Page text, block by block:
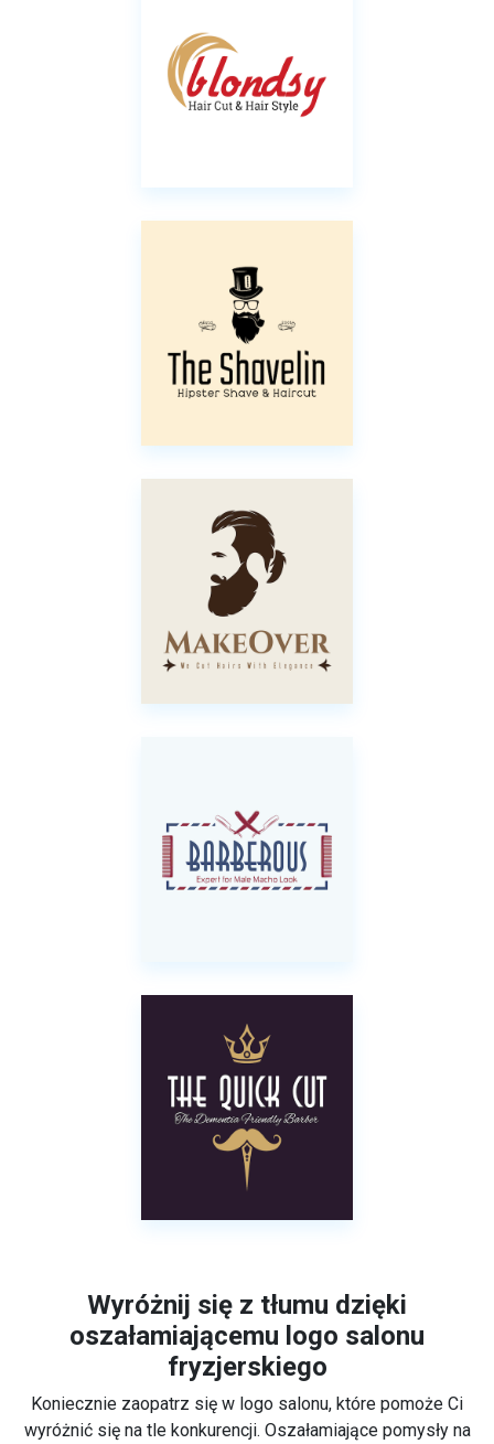
Wyróżnij się z tłumu dzięki
oszałamiającemu logo salonu
fryzjerskiego
Koniecznie zaopatrz się w logo salonu, które pomoże Ci
wyróżnić się na tle konkurencji. Oszałamiające pomysły na